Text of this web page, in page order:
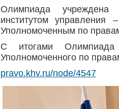
Олимпиада
институтом
Уполномоченным по
С итогами
Уполномоченного по
pravo.khv.ru/node/4547